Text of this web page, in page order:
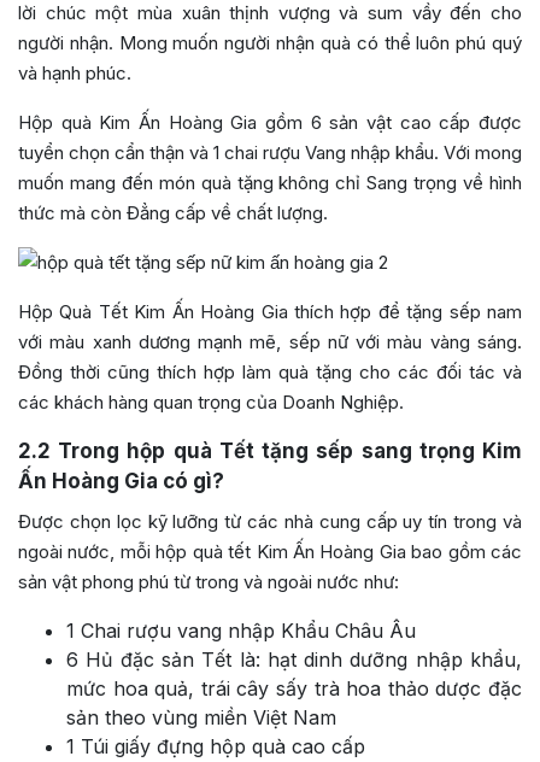
lời chúc một mùa xuân thịnh vượng và sum vầy đến cho
người nhận. Mong muốn người nhận quà có thể luôn phú quý
và hạnh phúc.
Hộp quà Kim Ấn Hoàng Gia gồm 6 sản vật cao cấp được
tuyển chọn cẩn thận và 1 chai rượu Vang nhập khẩu. Với mong
muốn mang đến món quà tặng không chỉ Sang trọng về hình
thức mà còn Đẳng cấp về chất lượng.
Hộp Quà Tết Kim Ấn Hoàng Gia thích hợp để tặng sếp nam
với màu xanh dương mạnh mẽ, sếp nữ với màu vàng sáng.
Đồng thời cũng thích hợp làm quà tặng cho các đối tác và
các khách hàng quan trọng của Doanh Nghiệp.
2.2 Trong hộp quà Tết tặng sếp sang trọng Kim
Ấn Hoàng Gia có gì?
Được chọn lọc kỹ lưỡng từ các nhà cung cấp uy tín trong và
ngoài nước, mỗi hộp quà tết Kim Ấn Hoàng Gia bao gồm các
sản vật phong phú từ trong và ngoài nước như:
1 Chai rượu vang nhập Khẩu Châu Âu
6 Hủ đặc sản Tết là: hạt dinh dưỡng nhập khẩu,
mức hoa quả, trái cây sấy trà hoa thảo dược đặc
sản theo vùng miền Việt Nam
1 Túi giấy đựng hộp quà cao cấp